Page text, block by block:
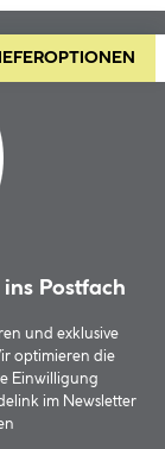
Postfach
und exklusive
optimieren die
Einwilligung
im Newsletter